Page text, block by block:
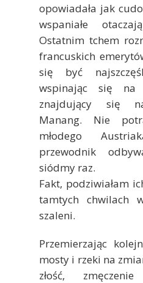
opowiadała jak
wspaniałe
Ostatnim tchem
francuskich
się być
wspinając się na
znajdujący się
Manang. Nie
młodego
przewodnik
siódmy raz.
Fakt, podziwiałam
tamtych chwilach
szaleni.
Przemierzając
mosty i rzeki na
złość,